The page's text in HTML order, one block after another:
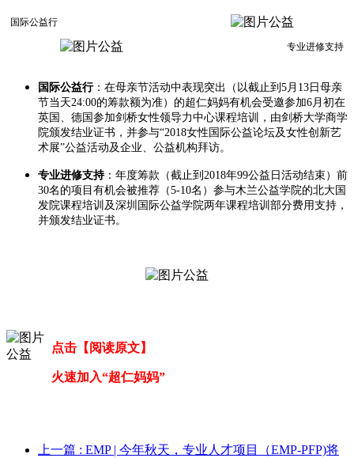
国际公益行
专业进修支持
国际公益行：在母亲节活动中表现突出（以截止到5月13日母亲
节当天24:00的筹款额为准）的超仁妈妈有机会受邀参加6月初在
英国、德国参加剑桥女性领导力中心课程培训，由剑桥大学商学
院颁发结业证书，并参与“2018女性国际公益论坛及女性创新艺
术展”公益活动及企业、公益机构拜访。
专业进修支持：年度筹款（截止到2018年99公益日活动结束）前
30名的项目有机会被推荐（5-10名）参与木兰公益学院的北大国
发院课程培训及深圳国际公益学院两年课程培训部分费用支持，
并颁发结业证书。
点击【阅读原文】
火速加入“超仁妈妈”
上一篇 : EMP | 今年秋天，专业人才项目（EMP-PFP)将